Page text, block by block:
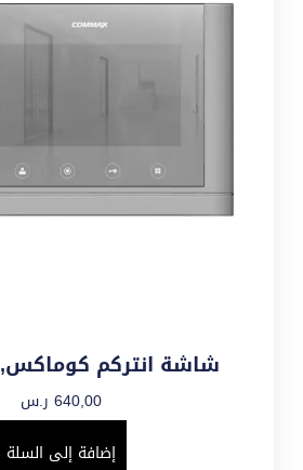
شاشة انتركم كوماكس,CDV-70MH
640,00 ر.س
إضافة إلى السلة